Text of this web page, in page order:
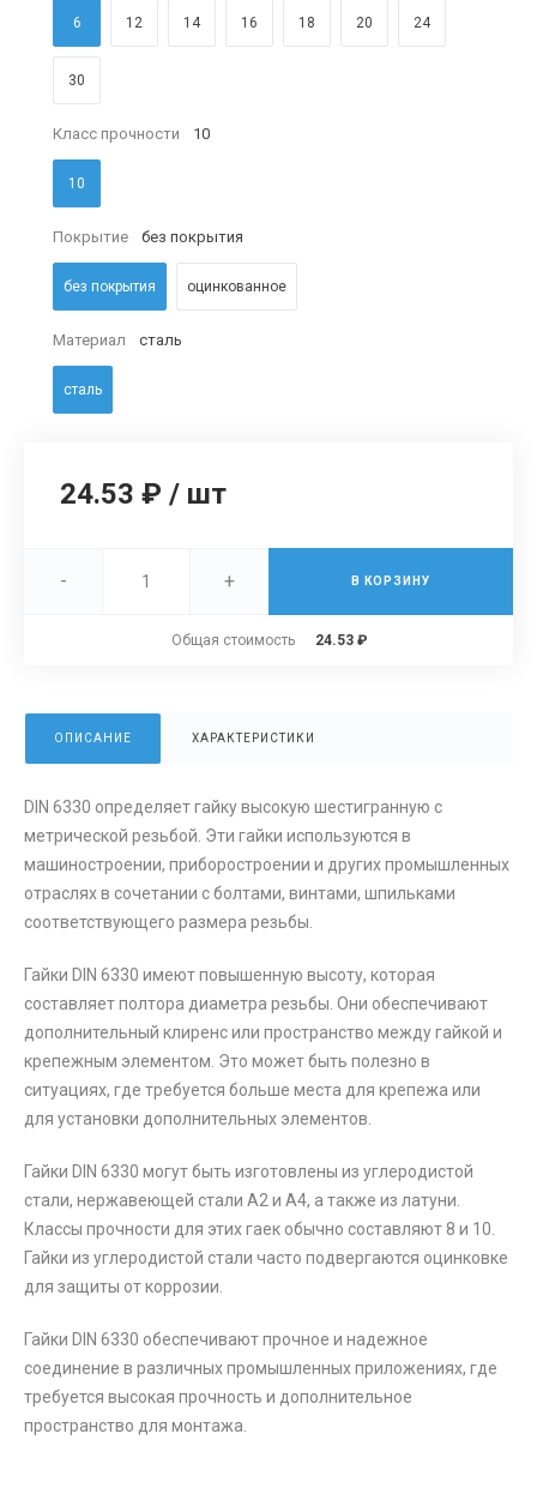
6 12 14 16 18 20 24
30
Класс прочности 10
10
Покрытие без покрытия
без покрытия оцинкованное
Материал сталь
сталь
24.53 ₽ / шт
- + В КОРЗИНУ
Общая стоимость 24.53 ₽
ОПИСАНИЕ ХАРАКТЕРИСТИКИ
DIN 6330 определяет гайку высокую шестигранную с
метрической резьбой. Эти гайки используются в
машиностроении, приборостроении и других промышленных
отраслях в сочетании с болтами, винтами, шпильками
соответствующего размера резьбы.
Гайки DIN 6330 имеют повышенную высоту, которая
составляет полтора диаметра резьбы. Они обеспечивают
дополнительный клиренс или пространство между гайкой и
крепежным элементом. Это может быть полезно в
ситуациях, где требуется больше места для крепежа или
для установки дополнительных элементов.
Гайки DIN 6330 могут быть изготовлены из углеродистой
стали, нержавеющей стали А2 и А4, а также из латуни.
Классы прочности для этих гаек обычно составляют 8 и 10.
Гайки из углеродистой стали часто подвергаются оцинковке
для защиты от коррозии.
Гайки DIN 6330 обеспечивают прочное и надежное
соединение в различных промышленных приложениях, где
требуется высокая прочность и дополнительное
пространство для монтажа.